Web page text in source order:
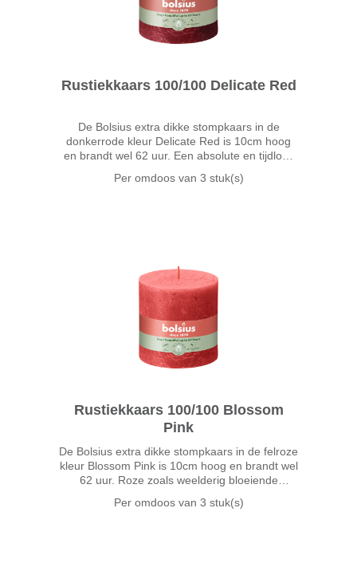
Rustiekkaars 100/100 Delicate Red
De Bolsius extra dikke stompkaars in de
donkerrode kleur Delicate Red is 10cm hoog
en brandt wel 62 uur. Een absolute en tijdloze
moet zijn. Intens, verleidelijk en sensueel!
Per omdoos van 3 stuk(s)
Rustiekkaars 100/100 Blossom
Pink
De Bolsius extra dikke stompkaars in de felroze
kleur Blossom Pink is 10cm hoog en brandt wel
62 uur. Roze zoals weelderig bloeiende
roze tint Blossom Pink fleur je je interieur
Per omdoos van 3 stuk(s)